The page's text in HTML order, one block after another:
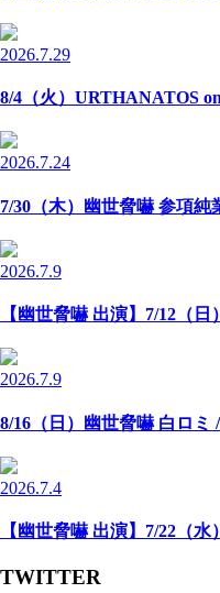
2026.7.29
8/4（火）URTHANATOS
2026.7.24
7/30（木）幽世脅嚇 参項
2026.7.9
【幽世脅嚇 出演】7/12（
2026.7.9
8/16（日）幽世脅嚇 白ロミ
2026.7.4
【幽世脅嚇 出演】7/22（
TWITTER